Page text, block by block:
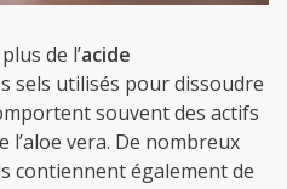
de l’acide
sels utilisés pour dissoudre
souvent des actifs
l’aloe vera. De nombreux
contiennent également de